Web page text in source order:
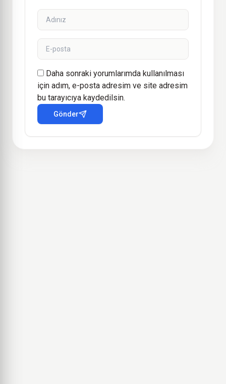
Daha sonraki yorumlarımda kullanılması
için adım, e-posta adresim ve site adresim
bu tarayıcıya kaydedilsin.
Gönder